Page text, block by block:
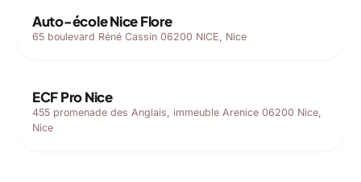
Auto-école Nice Flore
65 boulevard Réné Cassin 06200 NICE, Nice
ECF Pro Nice
455 promenade des Anglais, immeuble Arenice 06200 Nice,
Nice